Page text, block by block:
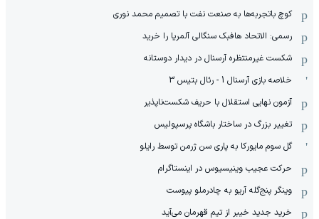
کوچ باتجربه‌ها به صنعت نفت با تصمیم محمد نوری
رسمی: الاتحاد هافبک سنگالی آلمریا را خرید
شکست غیرمنتظره آرسنال در دیدار دوستانه
خلاصه بازی آرسنال 1 - رئال بتیس 3
آزمون نهایی استقلال با حریف شکست‌ناپذیر
تغییر بزرگ در ساختار باشگاه پرسپولیس
گل سوم مایورکا به پاری سن ژرمن توسط رایلو
حرکت عجیب وینیسیوس در اینستاگرام
وینگر پنج‌گله آریو به چادرملو پیوست
خرید جدید خیبر از تیم قهرمان می‌آید